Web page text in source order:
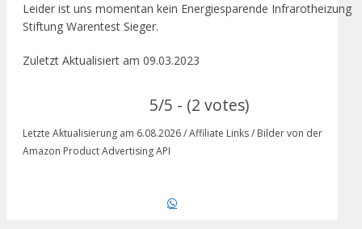
Leider ist uns momentan kein Energiesparende Infrarotheizung
Stiftung Warentest Sieger.
Zuletzt Aktualisiert am 09.03.2023
5/5 - (2 votes)
Letzte Aktualisierung am 6.08.2026 / Affiliate Links / Bilder von der
Amazon Product Advertising API